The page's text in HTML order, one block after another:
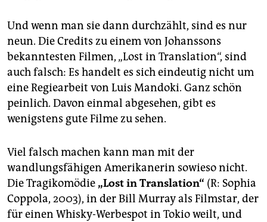
Und wenn man sie dann durchzählt, sind es nur
neun. Die Credits zu einem von Johanssons
bekanntesten Filmen, „Lost in Translation“, sind
auch falsch: Es handelt es sich eindeutig nicht um
eine Regiearbeit von Luis Mandoki. Ganz schön
peinlich. Davon einmal abgesehen, gibt es
wenigstens gute Filme zu sehen.
Viel falsch machen kann man mit der
wandlungsfähigen Amerikanerin sowieso nicht.
Die Tragikomödie „Lost in Translation“ (R: Sophia
Coppola, 2003), in der Bill Murray als Filmstar, der
für einen Whisky-Werbespot in Tokio weilt, und